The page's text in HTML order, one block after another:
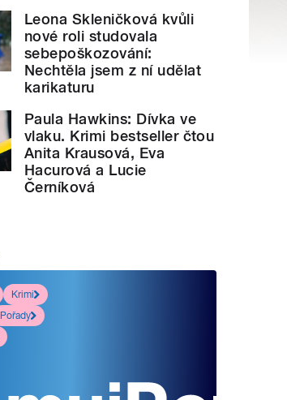
Leona Skleničková kvůli
nové roli studovala
sebepoškozování:
Nechtěla jsem z ní udělat
karikaturu
Paula Hawkins: Dívka ve
vlaku. Krimi bestseller čtou
Anita Krausová, Eva
Hacurová a Lucie
Černíková
Krimi
Pořady